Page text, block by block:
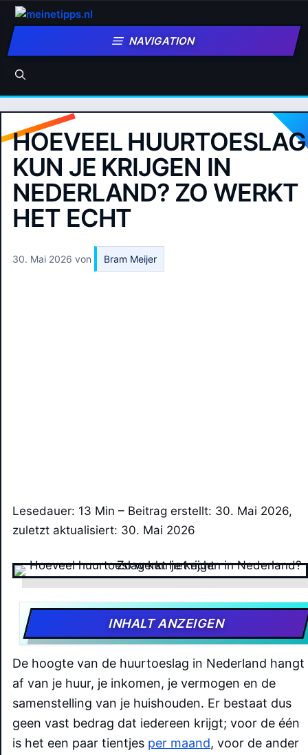
Zum
Inhalt
springen
NAVIGATION
HOEVEEL HUURTOESLAG
KUN JE KRIJGEN IN
NEDERLAND? ZO WERKT
HET ECHT
30. Mai 2026 von Bram Meijer
Lesedauer: 13 Min – Beitrag erstellt: 30. Mai 2026,
zuletzt aktualisiert: 30. Mai 2026
INHALT ANZEIGEN
De hoogte van de huurtoeslag in Nederland hangt
af van je huur, je inkomen, je vermogen en de
samenstelling van je huishouden. Er bestaat dus
geen vast bedrag dat iedereen krijgt; voor de één
is het een paar tientjes per maand, voor de ander